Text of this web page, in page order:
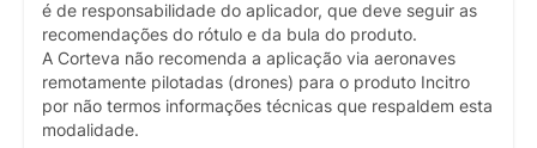
é de responsabilidade do aplicador, que deve seguir as
recomendações do rótulo e da bula do produto.
A Corteva não recomenda a aplicação via aeronaves
remotamente pilotadas (drones) para o produto Incitro
por não termos informações técnicas que respaldem esta
modalidade.